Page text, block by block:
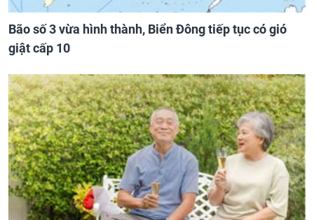
Bão số 3 vừa hình thành, Biển Đông tiếp tục có gió
giật cấp 10